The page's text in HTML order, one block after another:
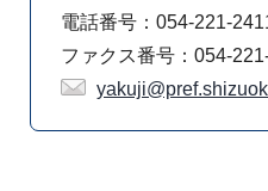
電話番号：054-221-
ファクス番号：054-